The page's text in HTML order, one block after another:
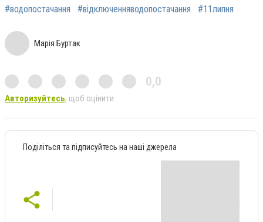
#водопостачання #відключенняводопостачання #11липня
Марія Буртак
0,0
Авторизуйтесь, щоб оцінити
Поділіться та підписуйтесь на наші джерела